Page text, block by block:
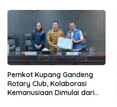
Pemkot Kupang Gandeng
Rotary Club, Kolaborasi
Kemanusiaan Dimulai dari